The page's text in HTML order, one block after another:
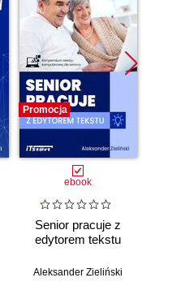
Promocja
ebook
Senior pracuje z
edytorem tekstu
Aleksander Zieliński